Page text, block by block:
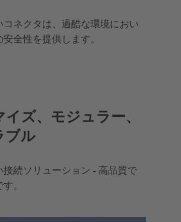
コネクタは、過酷な環境におい
全性を提供します。
イズ、モジュラー、
ブル
接続ソリューション - 高品質で
。